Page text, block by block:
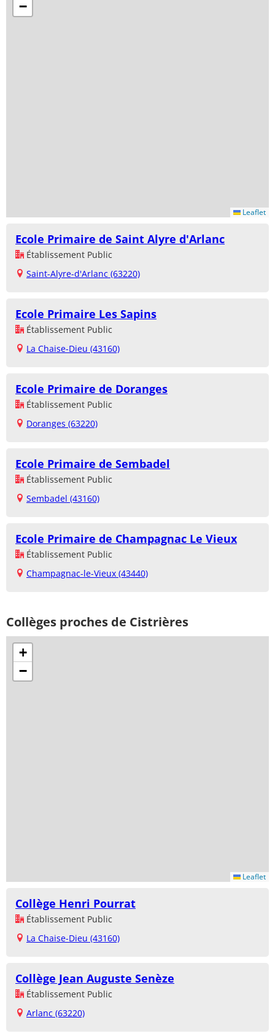
−
Leaflet
Ecole Primaire de Saint Alyre d'Arlanc
Établissement Public
Saint-Alyre-d'Arlanc (63220)
Ecole Primaire Les Sapins
Établissement Public
La Chaise-Dieu (43160)
Ecole Primaire de Doranges
Établissement Public
Doranges (63220)
Ecole Primaire de Sembadel
Établissement Public
Sembadel (43160)
Ecole Primaire de Champagnac Le Vieux
Établissement Public
Champagnac-le-Vieux (43440)
Collèges proches de Cistrières
+
−
Leaflet
Collège Henri Pourrat
Établissement Public
La Chaise-Dieu (43160)
Collège Jean Auguste Senèze
Établissement Public
Arlanc (63220)